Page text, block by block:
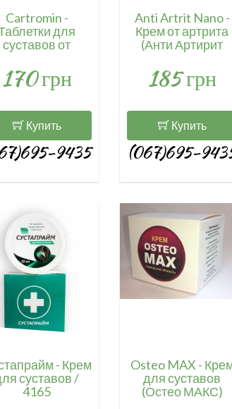
Cartromin -
для
суставов от
/ 4221
170 грн
Купить
9435
Anti Artrit Nano -
Крем от артрита
(Анти Артирит
Нано) Код: 4108
185 грн
Купить
(067)695-
- Крем
суставов /
4165
Osteo MAX -
для суставов
(Остео МАКС)